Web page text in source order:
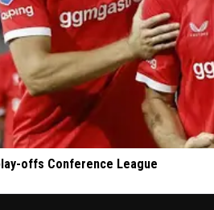
offs Conference League